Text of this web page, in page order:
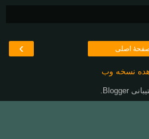
› اصلی
نسخه وب
Blogger